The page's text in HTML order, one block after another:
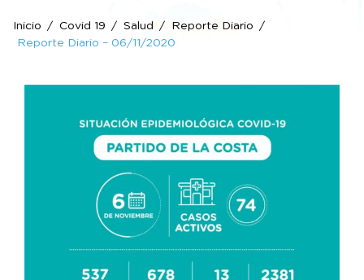
Inicio Covid 19 Salud
Reporte Diario
Reporte Diario – 06/11/2020